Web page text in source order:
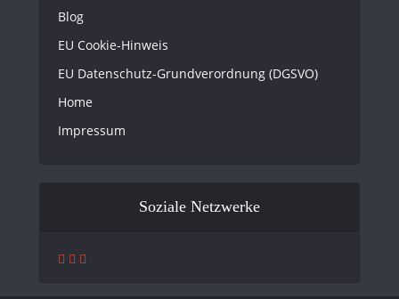
Blog
EU Cookie-Hinweis
EU Datenschutz-Grundverordnung (DGSVO)
Home
Impressum
Soziale Netzwerke